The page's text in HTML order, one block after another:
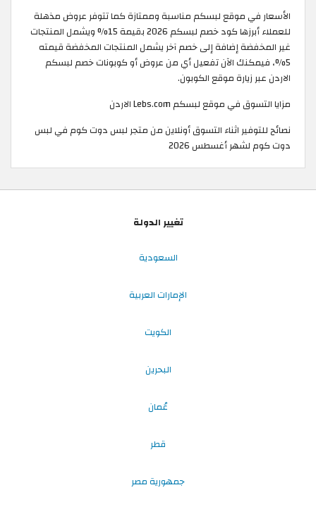
الأسعار في موقع لبسكم مناسبة وممتازة كما تتوفر عروض مذهلة
للعملاء أبرزها كود خصم لبسكم 2026 بقيمة 15% ويشمل المنتجات
غير المخفضة إضافة إلى خصم آخر يشمل المنتجات المخفضة قيمته
5%، فيمكنك الآن تفعيل أي من عروض أو كوبونات خصم لبسكم
الاردن عبر زيارة موقع الكوبون.
مزايا التسوق في موقع لبسكم Lebs.com الاردن
نصائح للتوفير اثناء التسوق أونلاين من متجر لبس دوت كوم في لبس
دوت كوم لشهر أغسطس 2026
تغيير الدولة
السعودية
الإمارات العربية
الكويت
البحرين
عُمان
قطر
جمهورية مصر